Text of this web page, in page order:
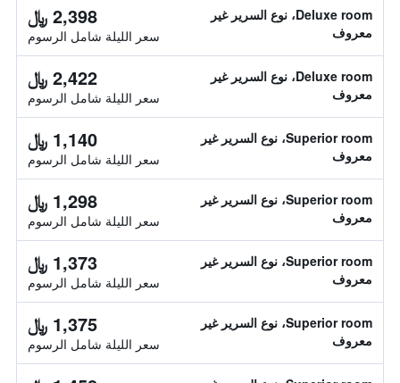
Deluxe room، نوع السرير غير
معروف
2,398 ﷼
سعر الليلة شامل الرسوم
Deluxe room، نوع السرير غير
معروف
2,422 ﷼
سعر الليلة شامل الرسوم
Superior room، نوع السرير غير
معروف
1,140 ﷼
سعر الليلة شامل الرسوم
Superior room، نوع السرير غير
معروف
1,298 ﷼
سعر الليلة شامل الرسوم
Superior room، نوع السرير غير
معروف
1,373 ﷼
سعر الليلة شامل الرسوم
Superior room، نوع السرير غير
معروف
1,375 ﷼
سعر الليلة شامل الرسوم